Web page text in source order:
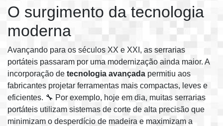
O surgimento da tecnologia
moderna
Avançando para os séculos XX e XXI, as serrarias
portáteis passaram por uma modernização ainda maior. A
incorporação de tecnologia avançada permitiu aos
fabricantes projetar ferramentas mais compactas, leves e
eficientes. 🔧 Por exemplo, hoje em dia, muitas serrarias
portáteis utilizam sistemas de corte de alta precisão que
minimizam o desperdício de madeira e maximizam a